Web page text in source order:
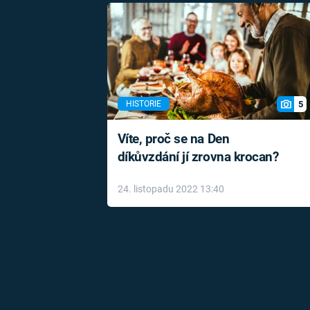
HISTORIE 5
Víte, proč se na Den
díkůvzdání jí zrovna krocan?
24. listopadu 2022 13:40